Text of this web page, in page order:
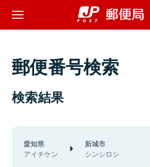
郵便番号検索
検索結果
愛知県
アイチケン
新城市
シンシロシ